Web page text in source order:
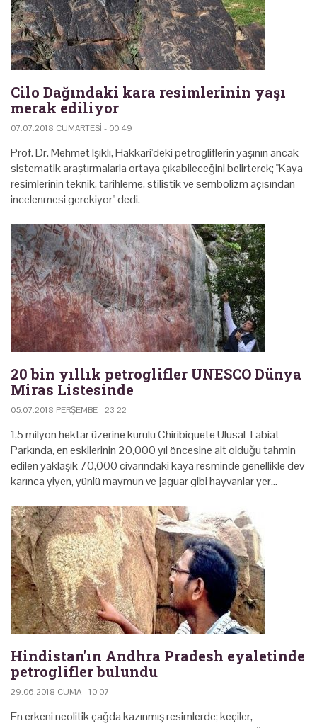
Cilo Dağındaki kara resimlerinin yaşı
merak ediliyor
07.07.2018 CUMARTESI - 00:49
Prof. Dr. Mehmet Işıklı, Hakkari'deki petrogliflerin yaşının ancak
sistematik araştırmalarla ortaya çıkabileceğini belirterek; "Kaya
resimlerinin teknik, tarihleme, stilistik ve sembolizm açısından
incelenmesi gerekiyor" dedi.
20 bin yıllık petroglifler UNESCO Dünya
Miras Listesinde
05.07.2018 PERŞEMBE - 23:22
1,5 milyon hektar üzerine kurulu Chiribiquete Ulusal Tabiat
Parkında, en eskilerinin 20,000 yıl öncesine ait olduğu tahmin
edilen yaklaşık 70,000 civarındaki kaya resminde genellikle dev
karınca yiyen, yünlü maymun ve jaguar gibi hayvanlar yer…
Hindistan'ın Andhra Pradesh eyaletinde
petroglifler bulundu
29.06.2018 CUMA - 10:07
En erkeni neolitik çağda kazınmış resimlerde; keçiler,